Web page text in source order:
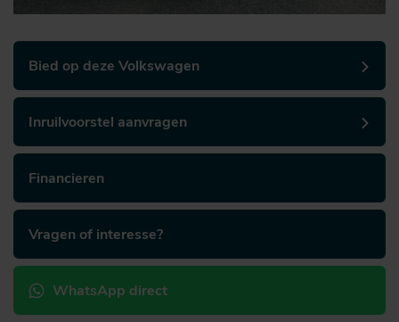
Bied op deze Volkswagen
Inruilvoorstel aanvragen
Financieren
Vragen of interesse?
WhatsApp direct